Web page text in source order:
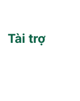
Tài trợ